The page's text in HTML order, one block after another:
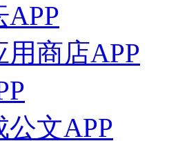
APP
商店APP
公文APP